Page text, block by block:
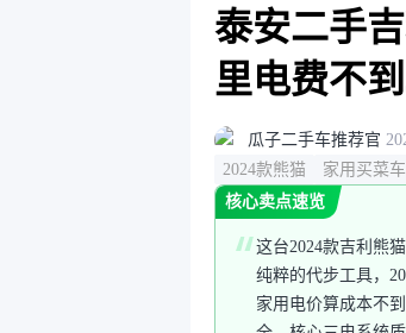
泰安二手
里电费不到
瓜子二手车推荐官
2024款熊猫
家用买菜车
核心卖点速览
这台2024款吉利熊
纯粹的代步工具，
家用电价算成本不